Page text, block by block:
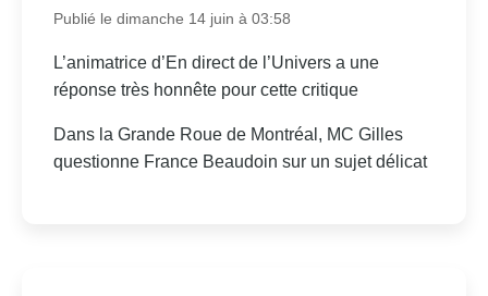
Publié le dimanche 14 juin à 03:58
L’animatrice d’En direct de l’Univers a une
réponse très honnête pour cette critique
Dans la Grande Roue de Montréal, MC Gilles
questionne France Beaudoin sur un sujet délicat